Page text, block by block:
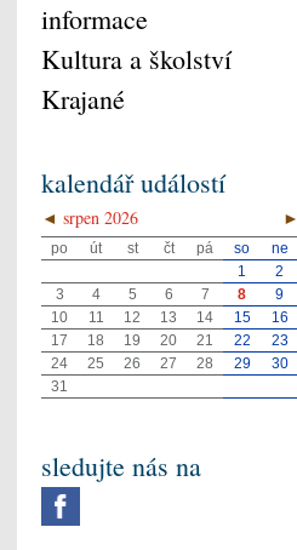
informace
Kultura a školství
Krajané
kalendář událostí
◄ ►
srpen 2026
po út st čt pá so
ne
1
2
3
4 5 6 7 8
9
10
11 12 13 14 15
16
17
18 19 20 21 22
23
24
25 26 27 28 29
30
31
sledujte nás na